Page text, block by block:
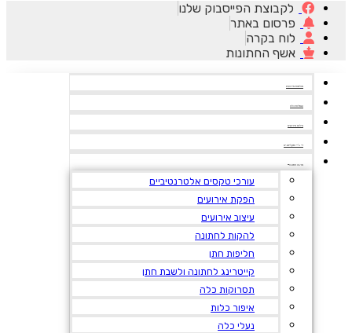
לקבוצת הפייסבוק שלנו
פרסום באתר
לוח בקרה
אשף החתונות
אולמות אירועים
שמלות כלה
צילום אירועים
די ג’יי ותקליטנים
ארגון חתונה
עורכי טקסים אלטרנטיביים
הפקת אירועים
עיצוב אירועים
להקות לחתונה
חליפות חתן
קייטרינג לחתונה ולשבת חתן
תסרוקות כלה
איפור כלות
נעלי כלה